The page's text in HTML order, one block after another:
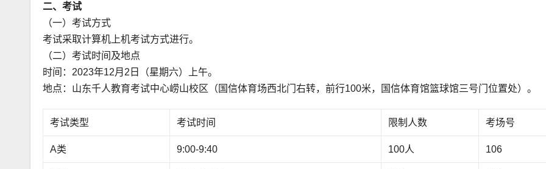
二、考试
（一）考试方式
考试采取计算机上机考试方式进行。
（二）考试时间及地点
时间：2023年12月2日（星期六）上午。
地点：山东千人教育考试中心崂山校区（国信体育场西北门右转，前行100米，国信体育馆篮球馆三号门位置处）。
考试类型 考试时间 限制人数 考场号
A类 9:00-9:40 100人 106